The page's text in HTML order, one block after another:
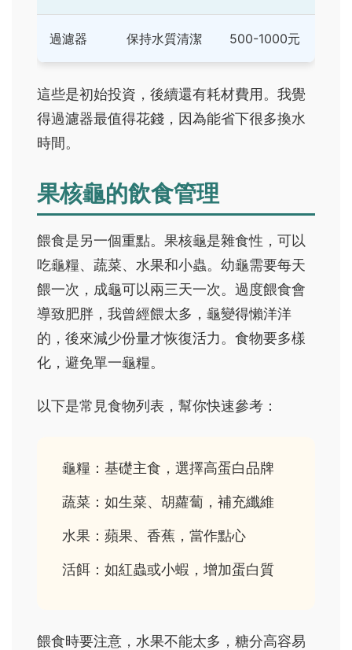
過濾器 保持水質清潔 500-1000元
這些是初始投資，後續還有耗材費用。我覺
得過濾器最值得花錢，因為能省下很多換水
時間。
果核龜的飲食管理
餵食是另一個重點。果核龜是雜食性，可以
吃龜糧、蔬菜、水果和小蟲。幼龜需要每天
餵一次，成龜可以兩三天一次。過度餵食會
導致肥胖，我曾經餵太多，龜變得懶洋洋
的，後來減少份量才恢復活力。食物要多樣
化，避免單一龜糧。
以下是常見食物列表，幫你快速參考：
龜糧：基礎主食，選擇高蛋白品牌
蔬菜：如生菜、胡蘿蔔，補充纖維
水果：蘋果、香蕉，當作點心
活餌：如紅蟲或小蝦，增加蛋白質
餵食時要注意，水果不能太多，糖分高容易